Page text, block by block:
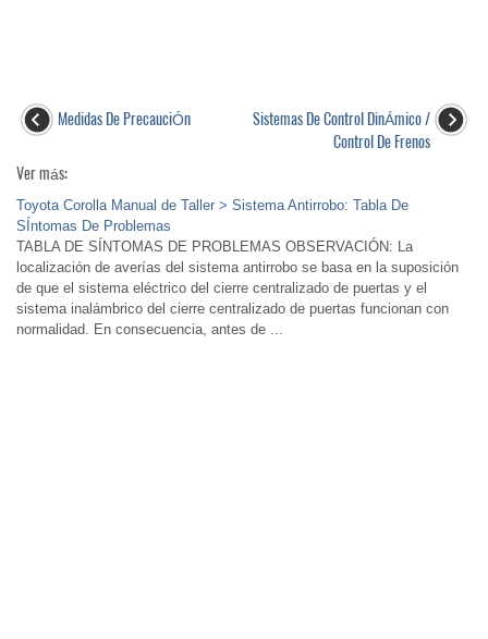
Medidas De PrecauciÓn
Sistemas De Control DinÁmico /
Control De Frenos
Ver más:
Toyota Corolla Manual de Taller > Sistema Antirrobo: Tabla De
SÍntomas De Problemas
TABLA DE SÍNTOMAS DE PROBLEMAS OBSERVACIÓN: La
localización de averías del sistema antirrobo se basa en la suposición
de que el sistema eléctrico del cierre centralizado de puertas y el
sistema inalámbrico del cierre centralizado de puertas funcionan con
normalidad. En consecuencia, antes de ...